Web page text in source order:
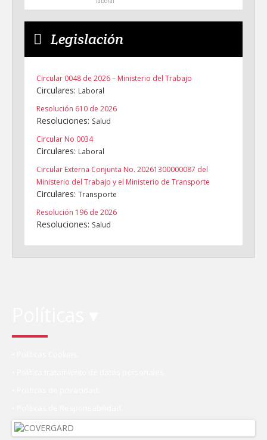
Legislación
Circular 0048 de 2026 – Ministerio del Trabajo
Circulares: Laboral
Resolución 610 de 2026
Resoluciones: Salud
Circular No 0034
Circulares: Laboral
Circular Externa Conjunta No. 20261300000087 del
Ministerio del Trabajo y el Ministerio de Transporte
Circulares: Transporte
Resolución 196 de 2026
Resoluciones: Salud